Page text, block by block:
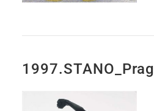
1997.STANO_Prag